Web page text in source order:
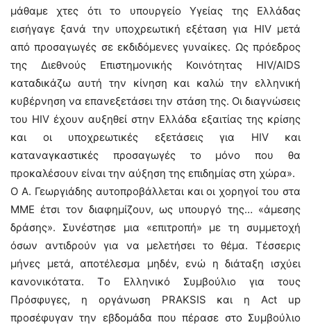
μάθαμε χτες ότι το υπουργείο Υγείας της Ελλάδας
εισήγαγε ξανά την υποχρεωτική εξέταση για HIV μετά
από προσαγωγές σε εκδιδόμενες γυναίκες. Ως πρόεδρος
της Διεθνούς Επιστημονικής Κοινότητας HIV/AIDS
καταδικάζω αυτή την κίνηση και καλώ την ελληνική
κυβέρνηση να επανεξετάσει την στάση της. Οι διαγνώσεις
του HIV έχουν αυξηθεί στην Ελλάδα εξαιτίας της κρίσης
και οι υποχρεωτικές εξετάσεις για HIV και
καταναγκαστικές προσαγωγές το μόνο που θα
προκαλέσουν είναι την αύξηση της επιδημίας στη χώρα».
Ο Α. Γεωργιάδης αυτοπροβάλλεται και οι χορηγοί του στα
ΜΜΕ έτσι τον διαφημίζουν, ως υπουργό της… «άμεσης
δράσης». Συνέστησε μια «επιτροπή» με τη συμμετοχή
όσων αντιδρούν για να μελετήσει το θέμα. Τέσσερις
μήνες μετά, αποτέλεσμα μηδέν, ενώ η διάταξη ισχύει
κανονικότατα. Tο Ελληνικό Συμβούλιο για τους
Πρόσφυγες, η οργάνωση PRAKSIS και η Act up
προσέφυγαν την εβδομάδα που πέρασε στο Συμβούλιο